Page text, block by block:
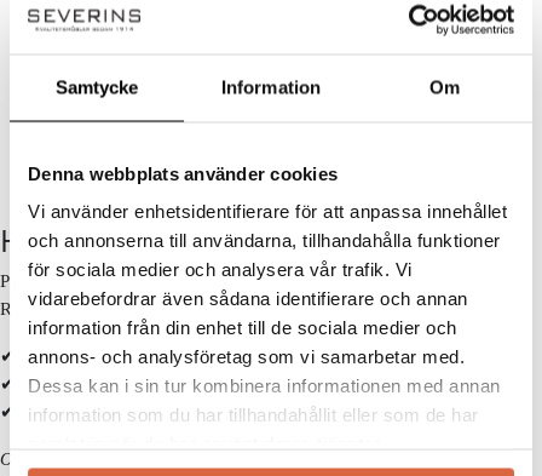
Samtycke Information Om
Denna webbplats använder cookies
Vi använder enhetsidentifierare för att anpassa innehållet
och annonserna till användarna, tillhandahålla funktioner
för sociala medier och analysera vår trafik. Vi
vidarebefordrar även sådana identifierare och annan
information från din enhet till de sociala medier och
annons- och analysföretag som vi samarbetar med.
Dessa kan i sin tur kombinera informationen med annan
information som du har tillhandahållit eller som de har
Se allt från Hillerstorp
Handla smart – få 10% rabatt direkt
På Severins får du alltid 10% rabatt på ordinarie priser som ny kund.
Rabatten dras automatiskt i kassan – inga koder behövs.
✔ Ingen rabattkod behövs
✔ Dras automatiskt i kassan
✔ Gäller på ordinarie priser
Observera!